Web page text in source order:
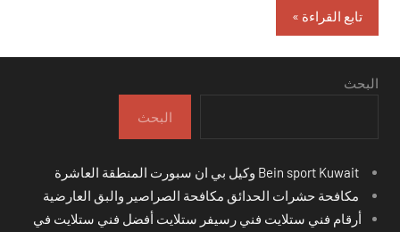
تابع القراءة
البحث
البحث
مكافحة حشرات الحدائق مكافحة الصراصير والبق العارضية
أرقام فني ستلايت فني رسيفر ستلايت أفضل فني ستلايت في